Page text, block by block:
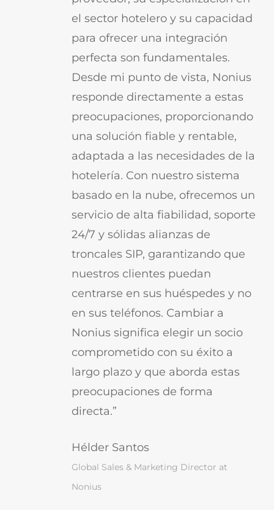
el sector hotelero y su capacidad
para ofrecer una integración
perfecta son fundamentales.
Desde mi punto de vista, Nonius
responde directamente a estas
preocupaciones, proporcionando
una solución fiable y rentable,
adaptada a las necesidades de la
hotelería. Con nuestro sistema
basado en la nube, ofrecemos un
servicio de alta fiabilidad, soporte
24/7 y sólidas alianzas de
troncales SIP, garantizando que
nuestros clientes puedan
centrarse en sus huéspedes y no
en sus teléfonos. Cambiar a
Nonius significa elegir un socio
comprometido con su éxito a
largo plazo y que aborda estas
preocupaciones de forma
directa.”
Hélder Santos
Global Sales & Marketing Director at
Nonius